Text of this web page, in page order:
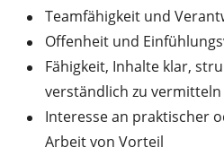
Teamfähigkeit und
Offenheit und
Fähigkeit, Inhalte klar,
verständlich zu vermitteln
Interesse an praktischer
Arbeit von Vorteil